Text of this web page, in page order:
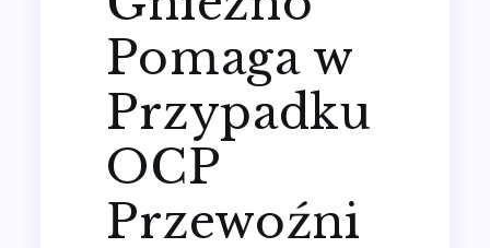
Pomaga w
Przypadku
OCP
Przewoźni